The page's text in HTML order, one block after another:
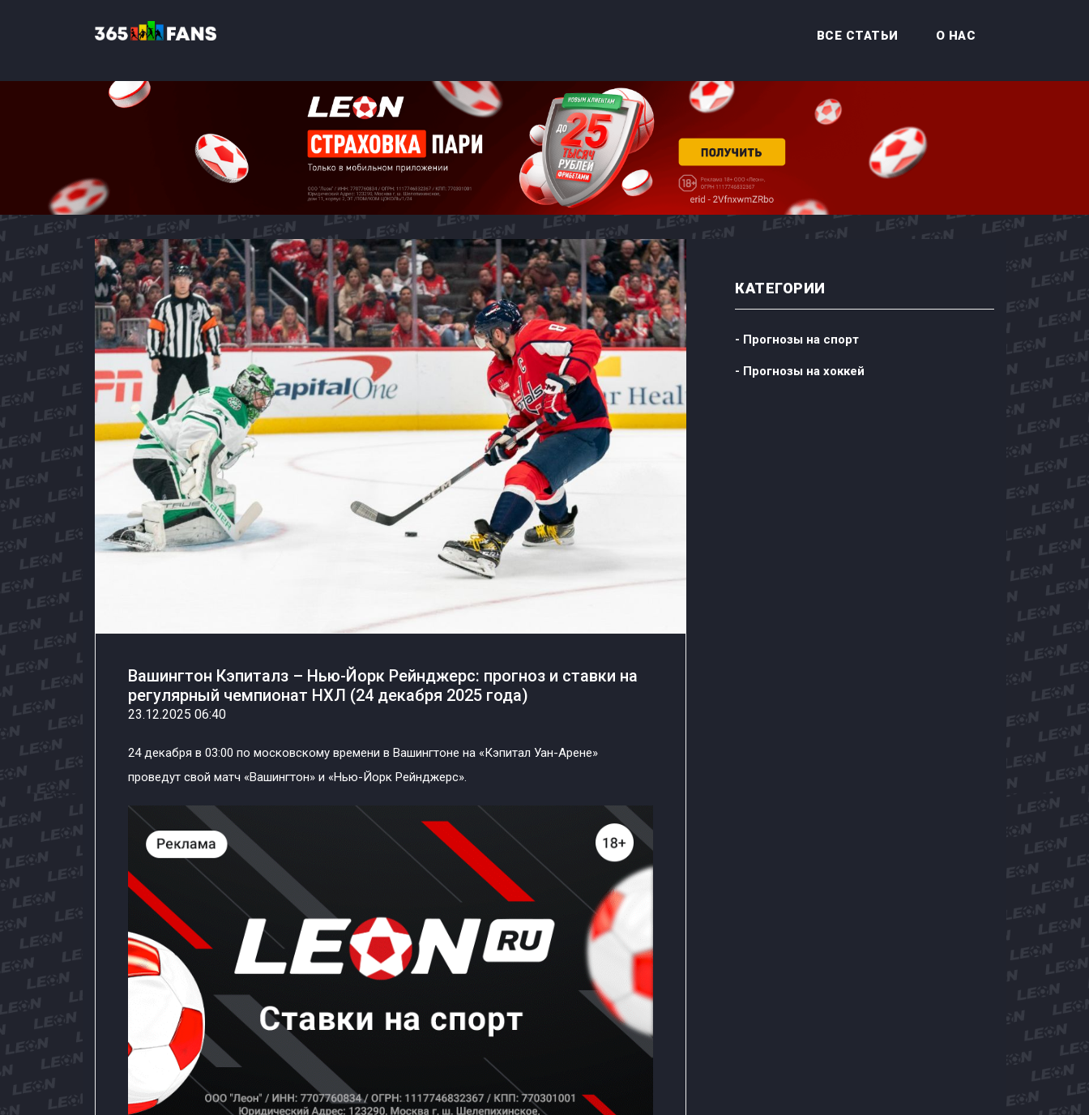
ВСЕ СТАТЬИ О НАС
Вашингтон Кэпиталз – Нью-Йорк Рейнджерс: прогноз и ставки на
регулярный чемпионат НХЛ (24 декабря 2025 года)
23.12.2025 06:40
24 декабря в 03:00 по московскому времени в Вашингтоне на «Кэпитал Уан-Арене»
проведут свой матч «Вашингтон» и «Нью-Йорк Рейнджерс».
КАТЕГОРИИ
- Прогнозы на спорт
- Прогнозы на хоккей